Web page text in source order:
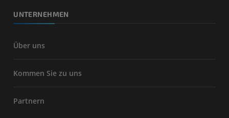
UNTERNEHMEN
Über uns
Kommen Sie zu uns
Partnern